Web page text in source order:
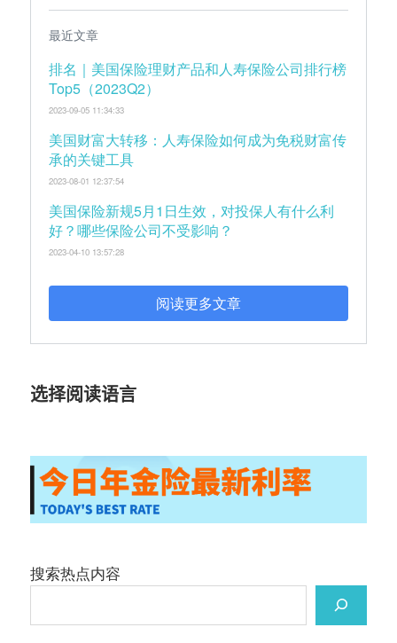
最近文章
排名｜美国保险理财产品和人寿保险公司排行榜
Top5（2023Q2）
2023-09-05 11:34:33
美国财富大转移：人寿保险如何成为免税财富传
承的关键工具
2023-08-01 12:37:54
美国保险新规5月1日生效，对投保人有什么利
好？哪些保险公司不受影响？
2023-04-10 13:57:28
阅读更多文章
选择阅读语言
搜索热点内容